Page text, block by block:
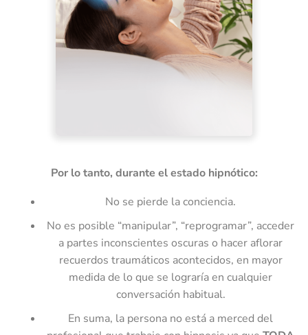
Por lo tanto, durante el estado hipnótico:
No se pierde la conciencia.
No es posible “manipular”, “reprogramar”, acceder
a partes inconscientes oscuras o hacer aflorar
recuerdos traumáticos acontecidos, en mayor
medida de lo que se lograría en cualquier
conversación habitual.
En suma, la persona no está a merced del